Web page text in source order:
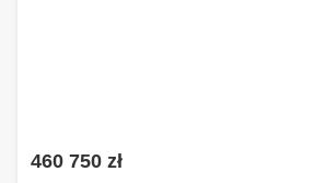
460 750 zł